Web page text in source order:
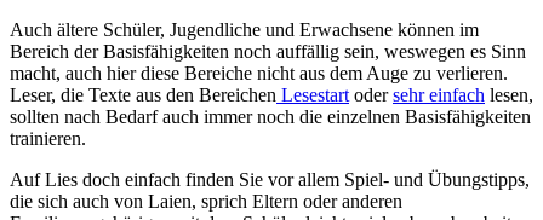
Auch ältere Schüler, Jugendliche und Erwachsene können im
Bereich der Basisfähigkeiten noch auffällig sein, weswegen es Sinn
macht, auch hier diese Bereiche nicht aus dem Auge zu verlieren.
Leser, die Texte aus den Bereichen Lesestart odersehr einfach lesen,
sollten nach Bedarf auch immer noch die einzelnen Basisfähigkeiten
trainieren.
Auf Lies doch einfach finden Sie vor allem Spiel- und Übungstipps,
die sich auch von Laien, sprich Eltern oder anderen